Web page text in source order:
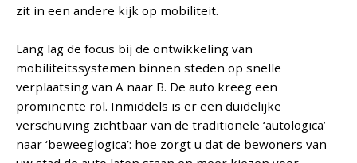
zit in een andere kijk op mobiliteit.
Lang lag de focus bij de ontwikkeling van
mobiliteitssystemen binnen steden op snelle
verplaatsing van A naar B. De auto kreeg een
prominente rol. Inmiddels is er een duidelijke
verschuiving zichtbaar van de traditionele ‘autologica’
naar ‘beweeglogica’: hoe zorgt u dat de bewoners van